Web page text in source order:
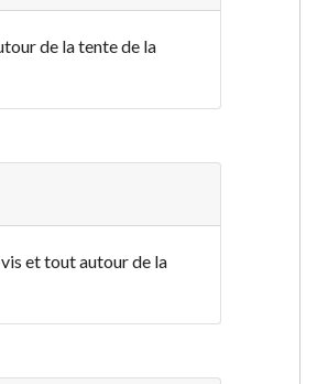
de la tente de la
et tout autour de la